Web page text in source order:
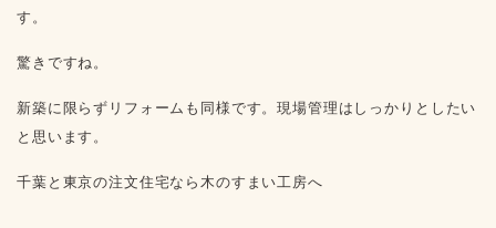
す。
驚きですね。
新築に限らずリフォームも同様です。現場管理はしっかりとしたい
と思います。
千葉と東京の注文住宅なら木のすまい工房へ